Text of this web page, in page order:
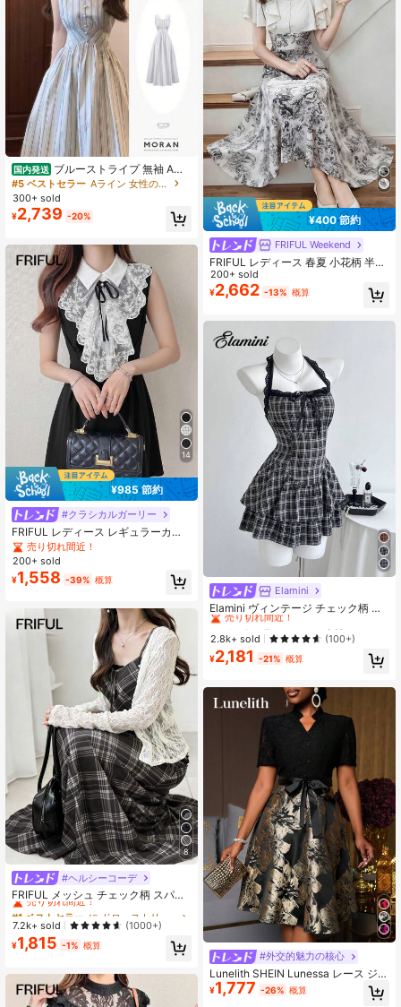
国内発送 ブルーストライプ 無袖 Aラ
インワンピース レディース 2026年
夏新作 シェイプ＆スリム ウエストラ
イン強調 ロマンチックでエレガント
#5 ベストセラー
Aライン 女性のマキシドレス
300+ sold
¥2,739 -20%
14
¥985 節約
#クラシカルガーリー
FRIFUL レディース レギュラーカラ
ー パッチワーク フリルヘム Aライン
ウエストドレス レディース サマード
レス
売り切れ間近！
200+ sold
¥1,558 -39% 概算
8
#ヘルシーコーデ
FRIFUL メッシュ チェック柄 スパゲ
ッティストラップ ウエストシェイプ
フルスカート カジュアル 万能ワンピ
ース
#1 ベストセラー
売り切れ間近！
#1 ベストセラー
売り切れ間近！
#1 ベストセラー
売り切れ間近！
#1 ベストセラー
7.2k+ sold (1000+)
¥1,815 -1% 概算
¥400 節約
FRIFUL Weekend
FRIFUL レディース 春夏 小花柄 半袖
フリルヘム フィット カジュアルワン
ピース サマードレス
200+ sold
¥2,662 -13% 概算
Elamini
Elamini ヴィンテージ チェック柄 レ
ース パッチワーク セクシー ホルタ
ーネック ノースリーブ 春夏新作 ウ
エストシェイプ スリム見え ティアー
ドドレス ホットガールスタイル 織り
#1 ベストセラー
売り切れ間近！
#1 ベストセラー
売り切れ間近！
#1 ベストセラー
売り切れ間近！
#1 ベストセラー
2.8k+ sold (100+)
¥2,181 -21% 概算
#外交的魅力の核心
Lunelith SHEIN Lunessa レース ジャ
ガード 切替 Vネック ベルト付き エレ
ガントミディアムドレス
¥1,777 -26% 概算